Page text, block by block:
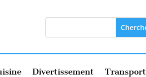
Divertissement
Transport